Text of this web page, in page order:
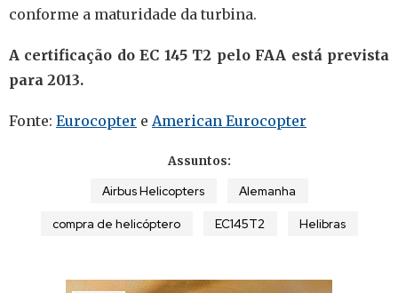
conforme a maturidade da turbina.
A certificação do EC 145 T2 pelo FAA está prevista
para 2013.
Fonte: Eurocopter e American Eurocopter
Assuntos:
Airbus Helicopters Alemanha
compra de helicóptero EC145T2 Helibras